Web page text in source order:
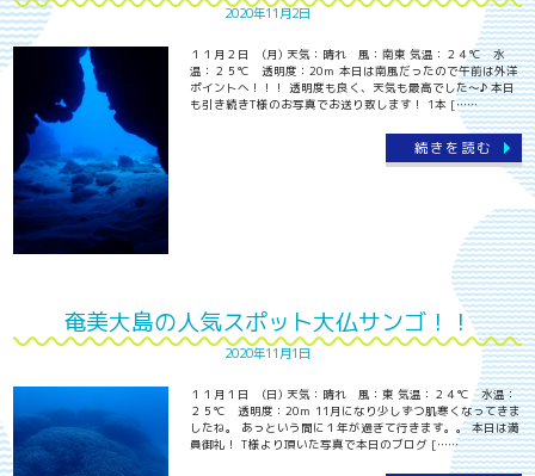
2020年11月2日
１１月２日 (月) 天気：晴れ 風：南東 気温：２４℃ 水
温：２５℃ 透明度：20ｍ 本日は南風だったので午前は外洋
ポイントへ！！！ 透明度も良く、天気も最高でした～♪ 本日
も引き続きT様のお写真でお送り致します！ 1本 [……
続きを読む
奄美大島の人気スポット大仏サンゴ！！
2020年11月1日
１１月１日 (日) 天気：晴れ 風：東 気温：２４℃ 水温：
２５℃ 透明度：20ｍ 11月になり少しずつ肌寒くなってきま
したね。 あっという間に１年が過ぎて行きます。。 本日は満
員御礼！ T様より頂いた写真で本日のブログ [……